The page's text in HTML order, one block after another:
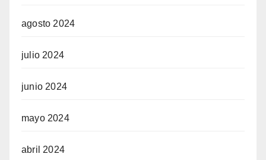
agosto 2024
julio 2024
junio 2024
mayo 2024
abril 2024